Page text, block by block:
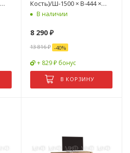
Кость)/Ш-1500 × В-444 ×
Г-465 мм
В наличии
8 290₽
13 816₽ -40%
+ 829 ₽ бонус
В КОРЗИНУ